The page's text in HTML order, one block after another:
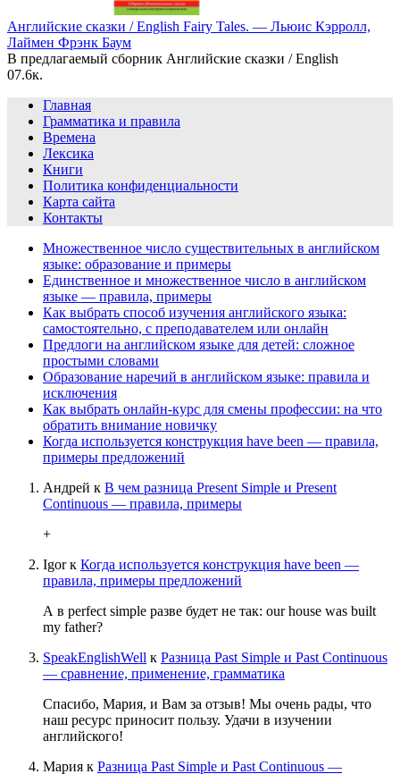
Английские сказки / English Fairy Tales. — Льюис Кэрролл,
Лаймен Фрэнк Баум
В предлагаемый сборник Английские сказки / English
07.6к.
Главная
Грамматика и правила
Времена
Лексика
Книги
Политика конфиденциальности
Карта сайта
Контакты
Множественное число существительных в английском
языке: образование и примеры
Единственное и множественное число в английском
языке — правила, примеры
Как выбрать способ изучения английского языка:
самостоятельно, с преподавателем или онлайн
Предлоги на английском языке для детей: сложное
простыми словами
Образование наречий в английском языке: правила и
исключения
Как выбрать онлайн-курс для смены профессии: на что
обратить внимание новичку
Когда используется конструкция have been — правила,
примеры предложений
Андрей к В чем разница Present Simple и Present
Continuous — правила, примеры
+
Igorк Когда используется конструкция have been —
правила, примеры предложений
А в perfect simple разве будет не так: our house was built
my father?
SpeakEnglishWell к Разница Past Simple и Past Continuous
— сравнение, применение, грамматика
Спасибо, Мария, и Вам за отзыв! Мы очень рады, что
наш ресурс приносит пользу. Удачи в изучении
английского!
Мария к Разница Past Simple и Past Continuous —